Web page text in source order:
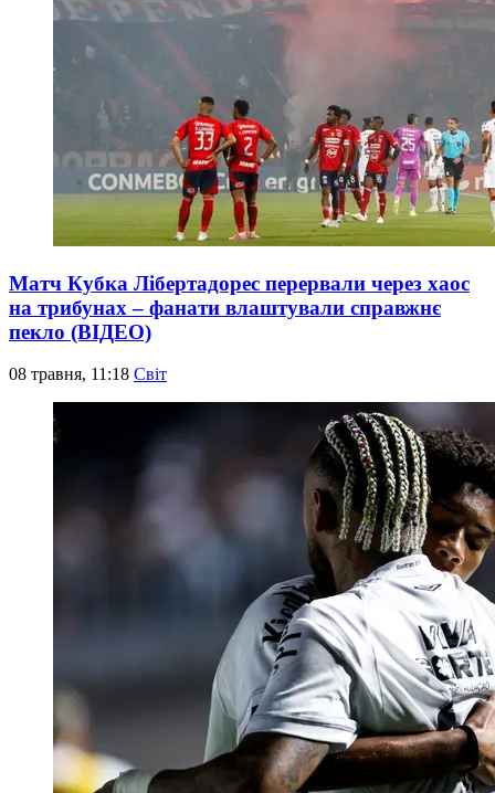
Матч Кубка Лібертадорес перервали через хаос
на трибунах – фанати влаштували справжнє
пекло (ВІДЕО)
08 травня, 11:18 Світ